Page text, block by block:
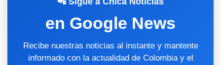
en Google News
Recibe nuestras noticias al instante y mantente
informado con la actualidad de Colombia y el